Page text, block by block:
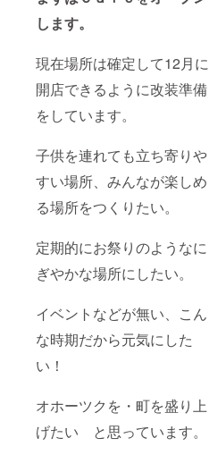
します。
現在場所は確定して12月に
開店できるように改装準備
をしています。
子供を連れても立ち寄りや
すい場所、みんなが楽しめ
る場所をつくりたい。
定期的にお祭りのようなに
ぎやかな場所にしたい。
イベントなどが無い、こん
な時期だから元気にした
い！
オホーツクを・町を盛り上
げたい と思っています。